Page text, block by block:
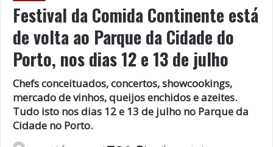
Festival da Comida Continente está
de volta ao Parque da Cidade do
Porto, nos dias 12 e 13 de julho
Chefs conceituados, concertos, showcookings,
mercado de vinhos, queijos enchidos e azeites.
Tudo isto nos dias 12 e 13 de julho no Parque da
Cidade no Porto.